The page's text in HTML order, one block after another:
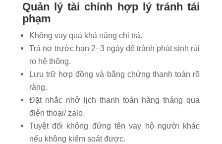
Quản lý tài chính hợp lý tránh tái
phạm
Không vay quá khả năng chi trả.
Trả nợ trước hạn 2–3 ngày để tránh phát sinh rủi
ro hệ thống.
Lưu trữ hợp đồng và bằng chứng thanh toán rõ
ràng.
Đặt nhắc nhở lịch thanh toán hàng tháng qua
điện thoại/ zalo.
Tuyệt đối không đứng tên vay hộ người khác
nếu không kiểm soát được.